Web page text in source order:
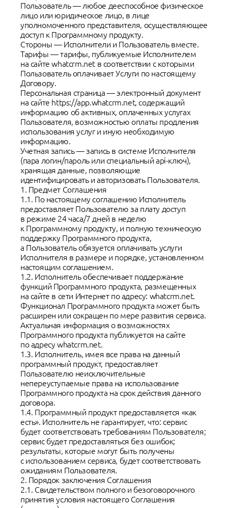
Пользователь — любое дееспособное физическое
лицо или юридическое лицо, в лице
уполномоченного представителя, осуществляющее
доступ к Программному продукту.
Стороны — Исполнители и Пользователь вместе.
Тарифы — тарифы, публикуемые Исполнителем
на сайте whatcrm.net в соответствии с которыми
Пользователь оплачивает Услуги по настоящему
Договору.
Персональная страница — электронный документ
на сайте https://app.whatcrm.net, содержащий
информацию об активных, оплаченных услугах
Пользователя, возможностью оплаты продления
использования услуг и иную необходимую
информацию.
Учетная запись — запись в системе Исполнителя
(пара логин/пароль или специальный api-ключ),
хранящая данные, позволяющие
идентифицировать и авторизовать Пользователя.
1. Предмет Соглашения
1.1. По настоящему соглашению Исполнитель
предоставляет Пользователю за плату доступ
в режиме 24 часа/7 дней в неделю
к Программному продукту, и полную техническую
поддержку Программного продукта,
а Пользователь обязуется оплачивать услуги
Исполнителя в размере и порядке, установленном
настоящим соглашением.
1.2. Исполнитель обеспечивает поддержание
функций Программного продукта, размещенных
на сайте в сети Интернет по адресу: whatcrm.net.
Функционал Программного продукта может быть
расширен или сокращен по мере развития сервиса.
Актуальная информация о возможностях
Программного продукта публикуется на сайте
по адресу whatcrm.net.
1.3. Исполнитель, имея все права на данный
программный продукт, предоставляет
Пользователю неисключительные
непереуступаемые права на использование
Программного продукта на срок действия данного
договора.
1.4. Программный продукт предоставляется «как
есть». Исполнитель не гарантирует, что: сервис
будет соответствовать требованиям Пользователя;
сервис будет предоставляться без ошибок;
результаты, которые могут быть получены
с использованием сервиса, будет соответствовать
ожиданиям Пользователя.
2. Порядок заключения Соглашения
2.1. Свидетельством полного и безоговорочного
принятия условия настоящего Соглашения